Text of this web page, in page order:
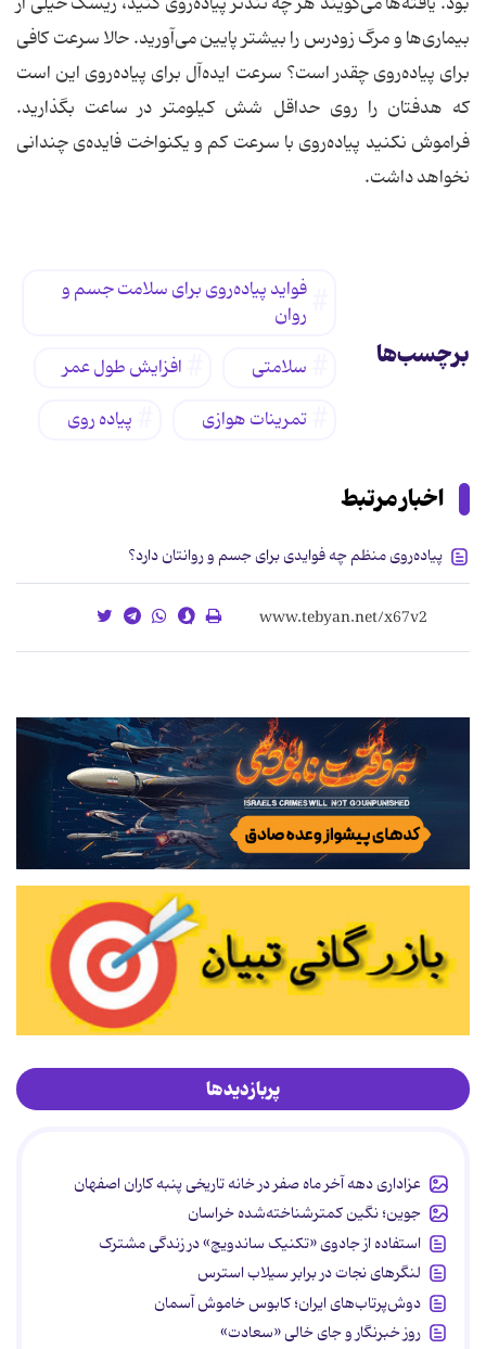
برچسب‌ها
فواید پیاده‌روی برای سلامت جسم و
روان
سلامتی
افزایش طول عمر
تمرینات هوازی
پیاده روی
اخبار مرتبط
پیاده‌روی منظم چه فوایدی برای جسم و روانتان دارد؟
پربازدیدها
عزاداری دهه آخر ماه صفر در خانه تاریخی پنبه کاران اصفهان
جوین؛ نگین کمترشناخته‌شده خراسان
استفاده از جادوی «تکنیک ساندویچ» در زندگی مشترک
لنگرهای نجات در برابر سیلاب استرس
دوش‌پرتاب‌های ایران؛ کابوس خاموش آسمان
روز خبرنگار و جای خالی «سعادت»